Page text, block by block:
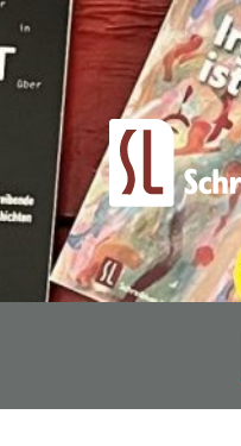
Zum Hauptinhalt springen